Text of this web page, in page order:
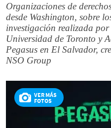
Organizaciones de
desde Washington, sobre
investigación realizada
Universidad de Toronto y
Pegasus en El Salvador,
NSO Group
VER MÁS
FOTOS